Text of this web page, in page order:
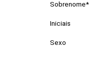
Sobrenome*
Iniciais
Sexo